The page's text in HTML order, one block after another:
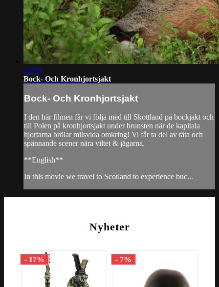
25:00
Bock- Och Kronhjortsjakt
Bock- Och Kronhjortsjakt
I den här filmen får vi följa med till Skottland på bockjakt och
till Polen på kronhjortsjakt under brunsten när de kapitala
hjortarna brölar milsvida omkring! Vi får ta del av täta och
spännande scener nära viltet & jägarna.
**English**
In this movie we travel to Scotland to experience buc...
Nyheter
- 17% - 7%